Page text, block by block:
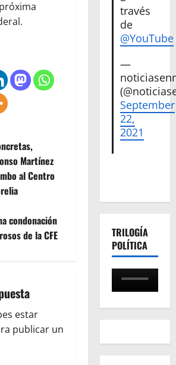
Martínez
al Centro
condonación
de la CFE
estar
publicar un
través
de
@YouTube
—
September
22,
2021
TRILOGÍA
POLÍTICA